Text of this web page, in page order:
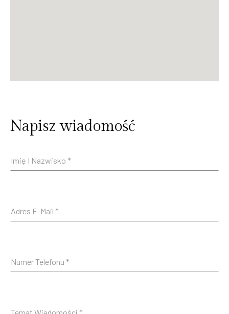
Napisz wiadomość